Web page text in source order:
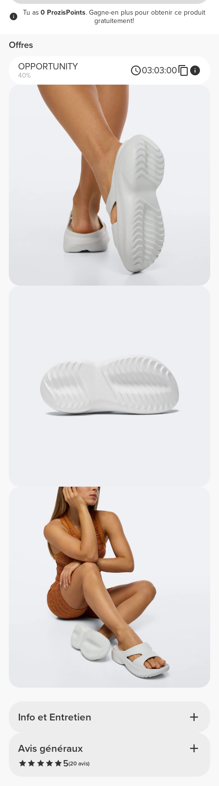
Tu as 0 ProzisPoints. Gagne-en plus pour obtenir ce produit
gratuitement!
Offres
OPPORTUNITY
40% 03:03:00
Info et Entretien
Avis généraux
5(20 avis)